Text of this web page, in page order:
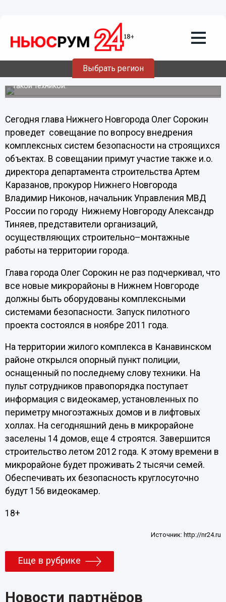
Выбрать регион
Олег Сорокин проведет совещание по
внедрению комплексных систем
безопасности
Один микрорайон в Нижнем Новгороде уже оборудован
такой техникой.
Сегодня глава Нижнего Новгорода Олег Сорокин
проведет совещание по вопросу внедрения
комплексных систем безопасности на строящихся
объектах. В совещании примут участие также и.о.
директора департамента строительства Артем
Каразанов, прокурор Нижнего Новгорода
Владимир Никонов, начальник Управления МВД
России по городу Нижнему Новгороду Александр
Тиняев, представители организаций,
осуществляющих строительно–монтажные
работы на территории города.
Глава города Олег Сорокин не раз подчеркивал, что
все новые микрорайоны в Нижнем Новгороде
должны быть оборудованы комплексными
системами безопасности. Запуск пилотного
проекта состоялся в ноябре 2011 года.
На территории жилого комплекса в Канавинском
районе открылся опорный пункт полиции,
оснащенный по последнему слову техники. На
пульт сотрудников правопорядка поступает
информация с видеокамер, установленных по
периметру многоэтажных домов и в лифтовых
холлах. На сегодняшний день в микрорайоне
заселены 14 домов, еще 4 строятся. Завершится
строительство летом 2012 года. К этому времени в
микрорайоне будет проживать 2 тысячи семей.
Обеспечивать их безопасность круглосуточно
будут 156 видеокамер.
18+
Источник: http://nr24.ru
Еще в рубрике
Новости партнёров